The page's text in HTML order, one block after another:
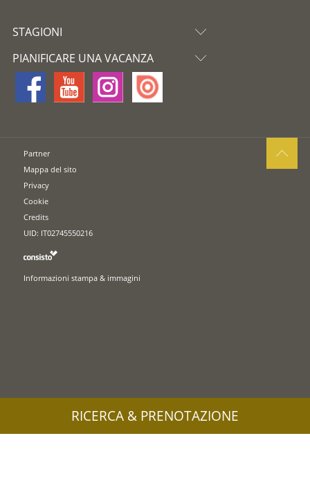
STAGIONI
PIANIFICARE UNA VACANZA
Partner
Mappa del sito
Privacy
Cookie
Credits
UID: IT02745550216
Informazioni stampa & immagini
RICERCA & PRENOTAZIONE